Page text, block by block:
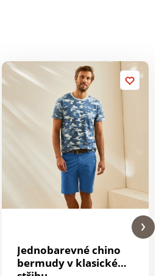
Jednobarevné chino
bermudy v klasickém